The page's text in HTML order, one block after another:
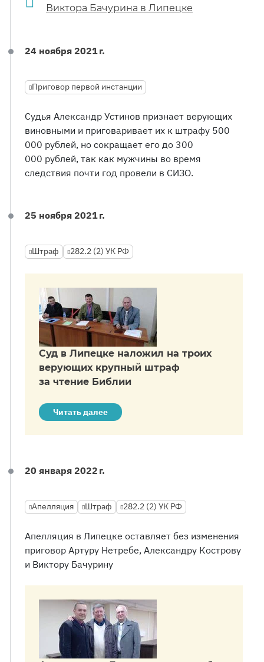
Виктора Бачурина в Липецке
24 ноября 2021 г.
Приговор первой инстанции
Судья Александр Устинов признает верующих
виновными и приговаривает их к штрафу 500
000 рублей, но сокращает его до 300
000 рублей, так как мужчины во время
следствия почти год провели в СИЗО.
25 ноября 2021 г.
Штраф 282.2 (2) УК РФ
Суд в Липецке наложил на троих
верующих крупный штраф
за чтение Библии
Читать далее
20 января 2022 г.
Апелляция Штраф 282.2 (2) УК РФ
Апелляция в Липецке оставляет без изменения
приговор Артуру Нетребе, Александру Кострову
и Виктору Бачурину